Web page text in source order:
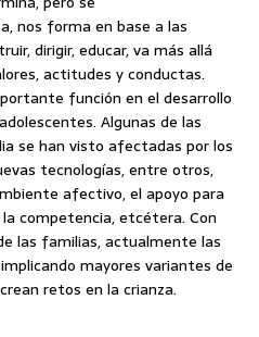
nos forma en base a las
dirigir, educar, va más allá
actitudes y conductas.
función en el desarrollo
Algunas de las
se han visto afectadas por los
tecnologías, entre otros,
afectivo, el apoyo para
competencia, etcétera. Con
las familias, actualmente las
mayores variantes de
retos en la crianza.